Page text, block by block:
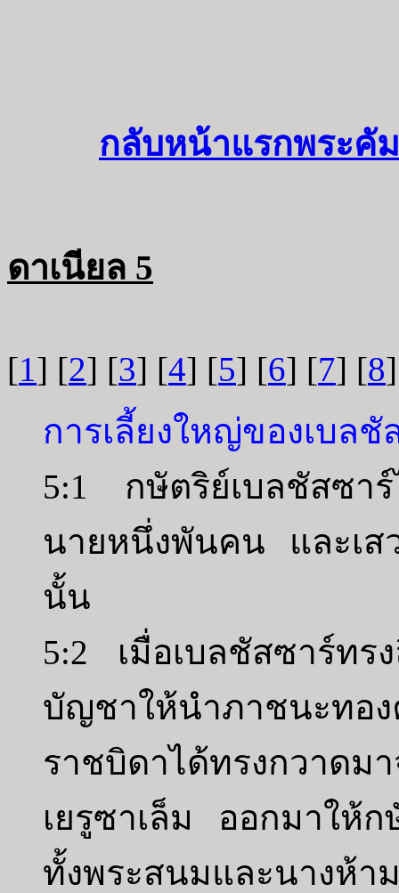
กลับหน้าแรกพระคั
ดาเนียล 5
[1] [2] [3] [4] [5] [6] [7] [8
การเลี้ยงใหญ่ของเบลชั
5:1 กษัตริย์เบลชัสซาร์
นายหนึ่งพันคน และเส
นั้น
5:2 เมื่อเบลชัสซาร์ทร
บัญชาให้นำภาชนะทอง
ราชบิดาได้ทรงกวาดม
เยรูซาเล็ม ออกมาให้ก
ทั้งพระสนมและนางห้า